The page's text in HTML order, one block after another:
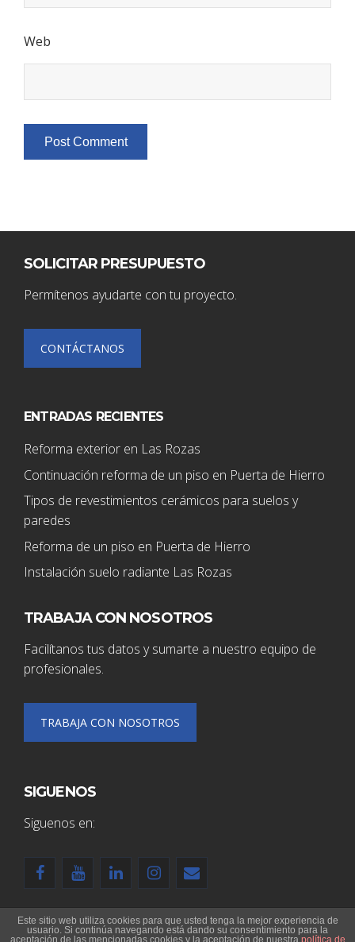
Web
SOLICITAR PRESUPUESTO
Permítenos ayudarte con tu proyecto.
CONTÁCTANOS
ENTRADAS RECIENTES
Reforma exterior en Las Rozas
Continuación reforma de un piso en Puerta de Hierro
Tipos de revestimientos cerámicos para suelos y
paredes
Reforma de un piso en Puerta de Hierro
Instalación suelo radiante Las Rozas
TRABAJA CON NOSOTROS
Facilítanos tus datos y sumarte a nuestro equipo de
profesionales.
TRABAJA CON NOSOTROS
SIGUENOS
Siguenos en:
© 2020 deolion S.L.
Este sitio web utiliza cookies para que usted tenga la mejor experiencia de
usuario. Si continúa navegando está dando su consentimiento para la
aceptación de las mencionadas cookies y la aceptación de nuestra política de